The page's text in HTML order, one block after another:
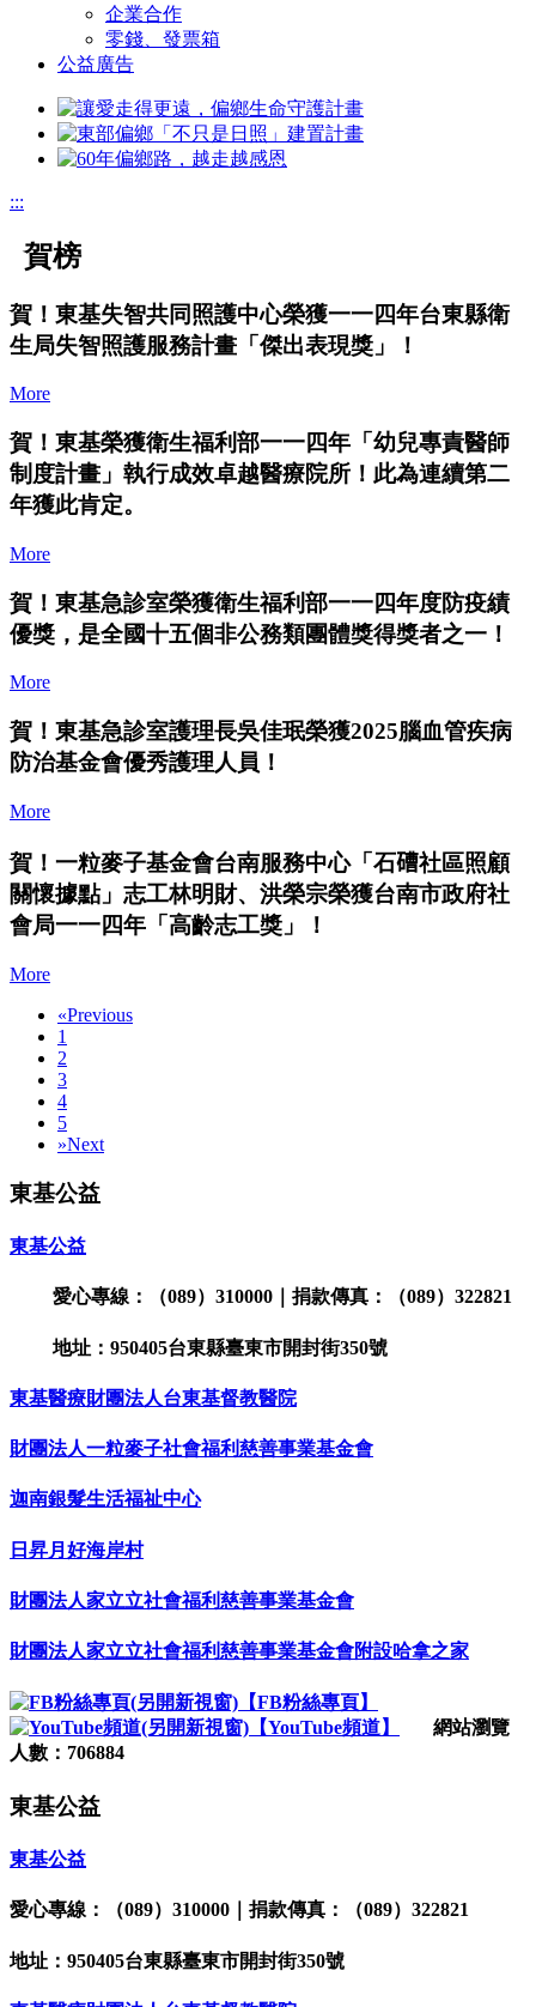
企業合作
零錢、發票箱
公益廣告
:::
賀榜
賀！東基失智共同照護中心榮獲一一四年台東縣衛
生局失智照護服務計畫「傑出表現獎」！
More
賀！東基榮獲衛生福利部一一四年「幼兒專責醫師
制度計畫」執行成效卓越醫療院所！此為連續第二
年獲此肯定。
More
賀！東基急診室榮獲衛生福利部一一四年度防疫績
優獎，是全國十五個非公務類團體獎得獎者之一！
More
賀！東基急診室護理長吳佳珉榮獲2025腦血管疾病
防治基金會優秀護理人員！
More
賀！一粒麥子基金會台南服務中心「石𥕢社區照顧
關懷據點」志工林明財、洪榮宗榮獲台南市政府社
會局一一四年「高齡志工獎」！
More
«Previous
1
2
3
4
5
»Next
東基公益
東基公益
愛心專線：（089）310000｜捐款傳真：（089）322821
地址：950405台東縣臺東市開封街350號
東基醫療財團法人台東基督教醫院
財團法人一粒麥子社會福利慈善事業基金會
迦南銀髮生活福祉中心
日昇月好海岸村
財團法人家立立社會福利慈善事業基金會
財團法人家立立社會福利慈善事業基金會附設哈拿之家
【FB粉絲專頁】
【YouTube頻道】
網站瀏覽
人數：706884
東基公益
東基公益
愛心專線：（089）310000｜捐款傳真：（089）322821
地址：950405台東縣臺東市開封街350號